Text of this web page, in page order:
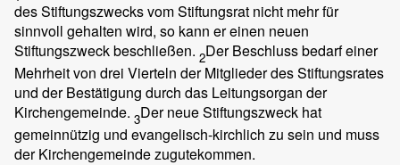
des Stiftungszwecks vom Stiftungsrat nicht mehr für
sinnvoll gehalten wird, so kann er einen neuen
Stiftungszweck beschließen. 2Der Beschluss bedarf einer
Mehrheit von drei Vierteln der Mitglieder des Stiftungsrates
und der Bestätigung durch das Leitungsorgan der
Kirchengemeinde. 3Der neue Stiftungszweck hat
gemeinnützig und evangelisch-kirchlich zu sein und muss
der Kirchengemeinde zugutekommen.